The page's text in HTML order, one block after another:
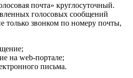
почта» круглосуточный.
голосовых сообщений
только звонком по номеру почты,
на web-портале;
письма.